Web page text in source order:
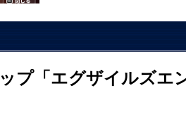
プ「エグザイルズエ